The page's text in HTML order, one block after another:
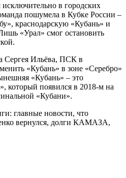
в городских
пошумела в Кубке России –
краснодарскую «Кубань» и
«Урал» смог остановить
Сергея Ильёва, ПСК в
«Кубань» в зоне «Серебро»
«Кубань» – это
который появился в 2018-м на
«Кубани».